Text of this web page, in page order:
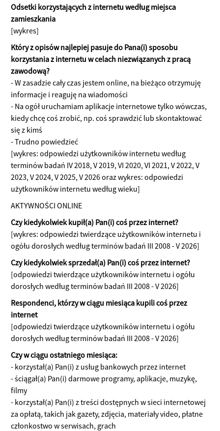
Odsetki korzystających z internetu według miejsca
zamieszkania
[wykres]
Który z opisów najlepiej pasuje do Pana(i) sposobu
korzystania z internetu w celach niezwiązanych z pracą
zawodową?
- W zasadzie cały czas jestem online, na bieżąco otrzymuję
informacje i reaguję na wiadomości
- Na ogół uruchamiam aplikacje internetowe tylko wówczas,
kiedy chcę coś zrobić, np. coś sprawdzić lub skontaktować
się z kimś
- Trudno powiedzieć
[wykres: odpowiedzi użytkowników internetu według
terminów badań IV 2018, V 2019, VI 2020, VI 2021, V 2022, V
2023, V 2024, V 2025, V 2026 oraz wykres: odpowiedzi
użytkowników internetu według wieku]
AKTYWNOŚCI ONLINE
Czy kiedykolwiek kupił(a) Pan(i) coś przez internet?
[wykres: odpowiedzi twierdzące użytkowników internetu i
ogółu dorosłych według terminów badań III 2008 - V 2026]
Czy kiedykolwiek sprzedał(a) Pan(i) coś przez internet?
[odpowiedzi twierdzące użytkowników internetu i ogółu
dorosłych według terminów badań III 2008 - V 2026]
Respondenci, którzy w ciągu miesiąca kupili coś przez
internet
[odpowiedzi twierdzące użytkowników internetu i ogółu
dorosłych według terminów badań III 2008 - V 2026]
Czy w ciągu ostatniego miesiąca:
- korzystał(a) Pan(i) z usług bankowych przez internet
- ściągał(a) Pan(i) darmowe programy, aplikacje, muzykę,
filmy
- korzystał(a) Pan(i) z treści dostępnych w sieci internetowej
za opłatą, takich jak gazety, zdjęcia, materiały video, płatne
członkostwo w serwisach, grach